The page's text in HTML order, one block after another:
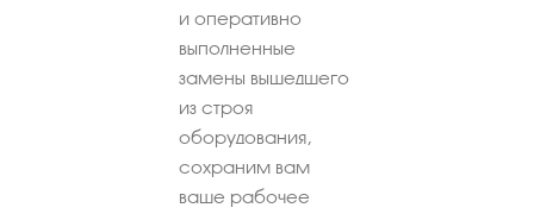
и оперативно
выполненные
замены вышедшего
из строя
оборудования,
сохраним вам
ваше рабочее